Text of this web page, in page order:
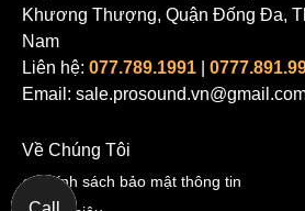
Khương Thượng, Quận Đống Đa,
Nam
Liên hệ: 077.789.1991
Email:
Về Chúng Tôi
Chính sách bảo mật thông tin